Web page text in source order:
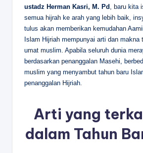
ustadz Herman Kasri, M. Pd
, baru kita
semua hijrah ke arah yang lebih baik,
tulus akan memberikan kemudahan
Islam Hijriah mempunyai arti dan makna
umat muslim. Apabila seluruh dunia
berdasarkan penanggalan Masehi,
muslim yang menyambut tahun baru
penanggalan Hijriah.
Arti yang
dalam Tahun